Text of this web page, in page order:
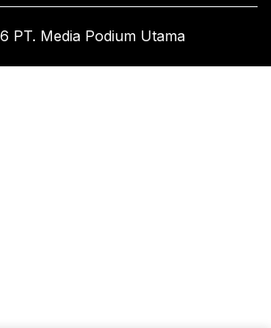
PT. Media Podium Utama